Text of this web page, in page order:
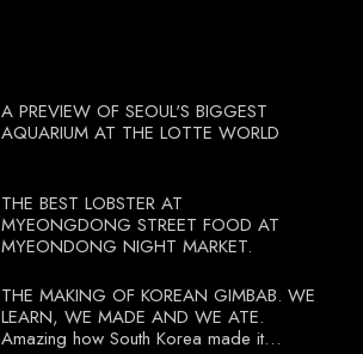
A PREVIEW OF SEOUL'S BIGGEST
AQUARIUM AT THE LOTTE WORLD
THE BEST LOBSTER AT
MYEONGDONG STREET FOOD AT
MYEONDONG NIGHT MARKET.
THE MAKING OF KOREAN GIMBAB. WE
LEARN, WE MADE AND WE ATE.
Amazing how South Korea made it